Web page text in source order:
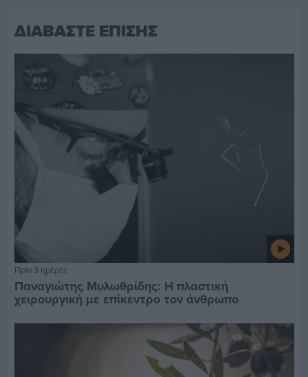
ΔΙΑΒΑΣΤΕ ΕΠΙΣΗΣ
Πριν 3 ημέρες
Παναγιώτης Μυλωθρίδης: Η πλαστική
χειρουργική με επίκεντρο τον άνθρωπο